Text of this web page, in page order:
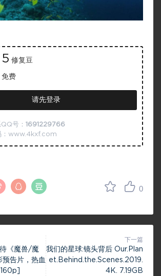
5 修复豆
免费
请先登录
号： 1691229766
：www.4kxf.com
0
《魔兽/魔
告片，热血
下一篇
我们的星球:镜头背后 Our.Plan
et.Behind.the.Scenes.2019.
4K. 7.19GB